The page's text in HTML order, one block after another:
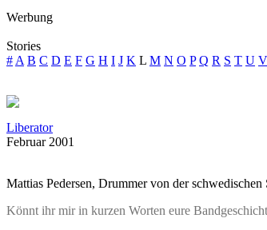
Werbung
Stories
# A B C D E F G H I J K L M N O P Q R S T U V
Liberator
Februar 2001
Mattias Pedersen, Drummer von der
Könnt ihr mir in kurzen Worten eure